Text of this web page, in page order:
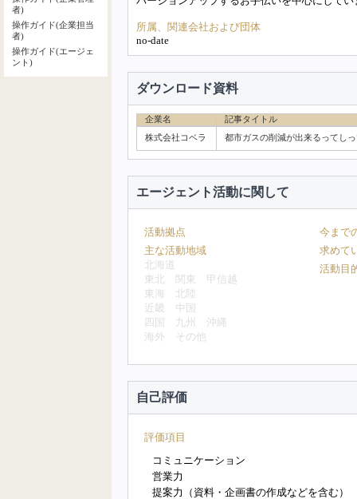
者)
操作ガイド(企業担当
者)
操作ガイド(エージェ
ント)
所属、関連会社および団体
no-date
ダウンロード資料
企業名 記事タイトル
株式会社コベラ 都市ガスの削減が出来るってし
エージェント活動に関して
活動拠点
主な活動地域
北海道
東北
関東
甲信越
東海
北陸
近畿
中国
四国
九州
沖縄
海外
その他
今まで
求めて
活動目
自己評価
評価項目
コミュニケーション
営業力
提案力（資料・企画書の作成などを含む）